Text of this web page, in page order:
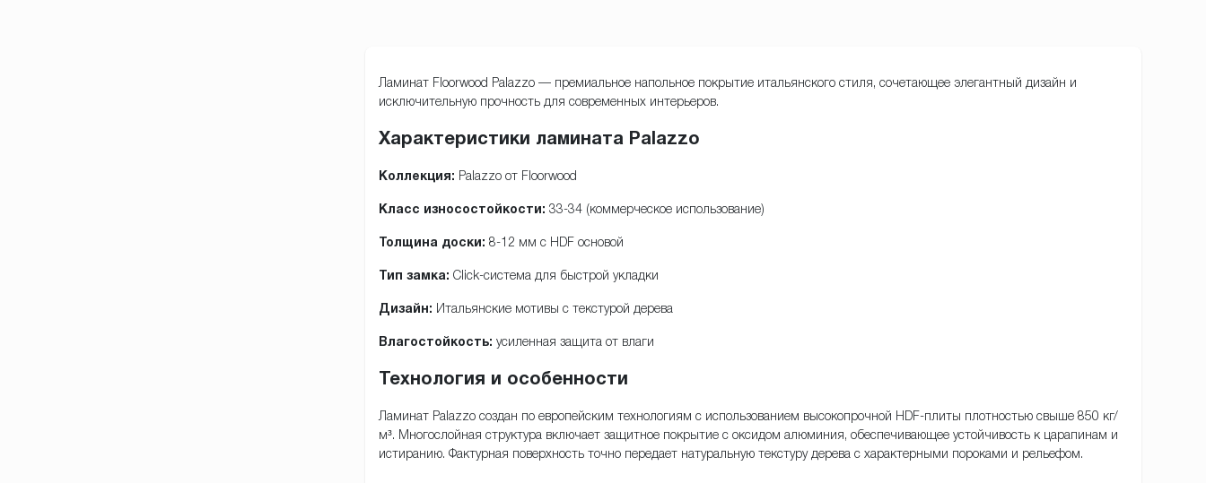
Ламинат Floorwood Palazzo — премиальное напольное покрытие итальянского стиля, сочетающее элегантный дизайн и
исключительную прочность для современных интерьеров.
Характеристики ламината Palazzo
Коллекция: Palazzo от Floorwood
Класс износостойкости: 33-34 (коммерческое использование)
Толщина доски: 8-12 мм с HDF основой
Тип замка: Click-система для быстрой укладки
Дизайн: Итальянские мотивы с текстурой дерева
Влагостойкость: усиленная защита от влаги
Технология и особенности
Ламинат Palazzo создан по европейским технологиям с использованием высокопрочной HDF-плиты плотностью свыше 850 кг/
м³. Многослойная структура включает защитное покрытие с оксидом алюминия, обеспечивающее устойчивость к царапинам и
истиранию. Фактурная поверхность точно передает натуральную текстуру дерева с характерными пороками и рельефом.